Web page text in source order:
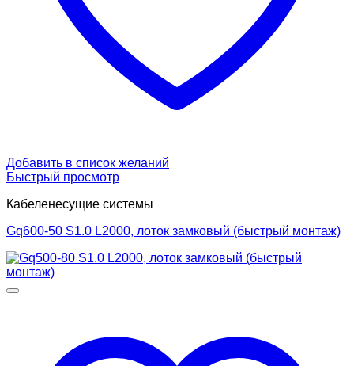
Добавить в список желаний
Быстрый просмотр
Кабеленесущие системы
Gq600-50 S1.0 L2000, лоток замковый (быстрый монтаж)